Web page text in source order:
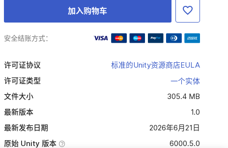
加入购物车
安全结账方式：
许可证协议
标准的Unity资源商店EULA
许可证类型
一个实体
文件大小
305.4 MB
最新版本
1.0
最新发布日期
2026年6月21日
原始 Unity 版本
6000.5.0